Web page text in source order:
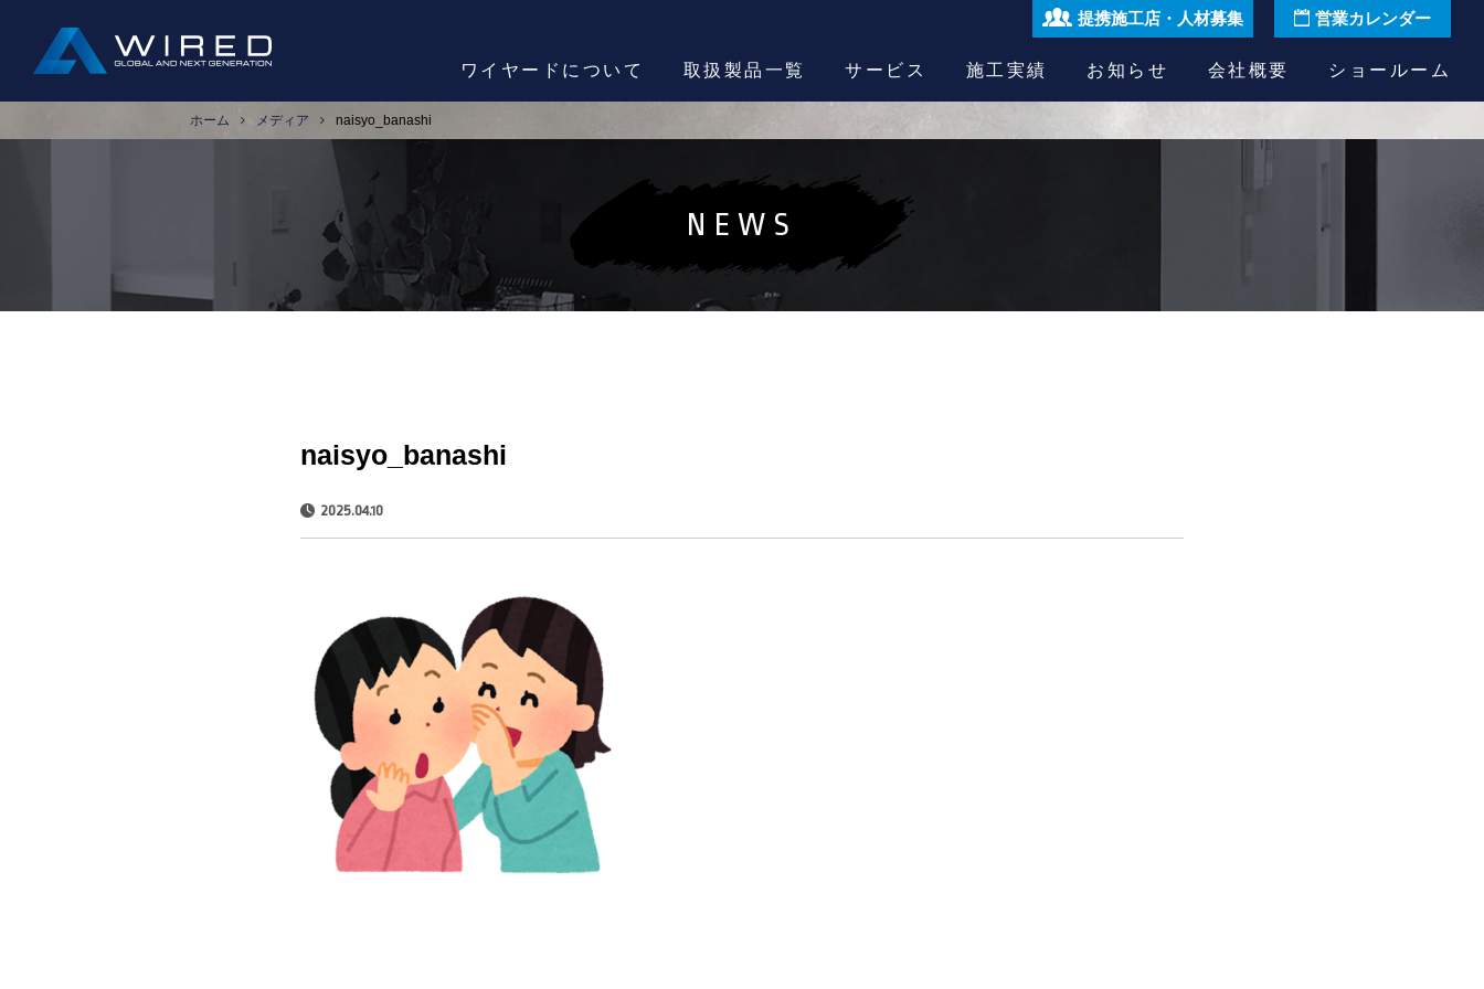
提携施工店・人材募集 営業カレンダー
ワイヤードについて 取扱製品一覧 サービス 施工実績 お知らせ 会社概要 ショールーム
ホーム メディア naisyo_banashi
NEWS
naisyo_banashi
2025.04.10